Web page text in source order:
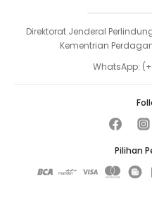
Direktorat Jenderal
Kementrian
WhatsApp:
Pilihan